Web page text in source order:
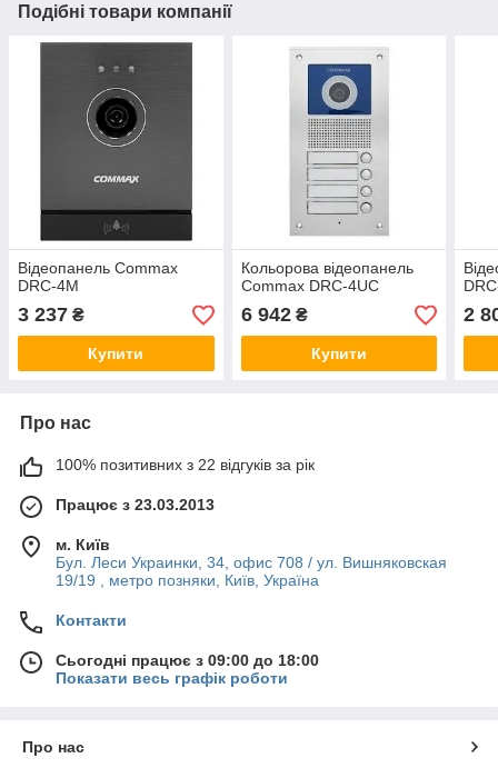
Подібні товари компанії
Відеопанель Commax
DRC-4M
3 237 ₴
Купити
Кольорова відеопанель
Commax DRC-4UC
6 942₴
Купити
2
Про нас
100% позитивних з 22 відгуків за рік
Працює з 23.03.2013
м. Київ
Бул. Леси Украинки, 34, офис 708 / ул. Вишняковская
19/19 , метро позняки, Київ, Україна
Контакти
Сьогодні працює з 09:00 до 18:00
Показати весь графік роботи
Про нас